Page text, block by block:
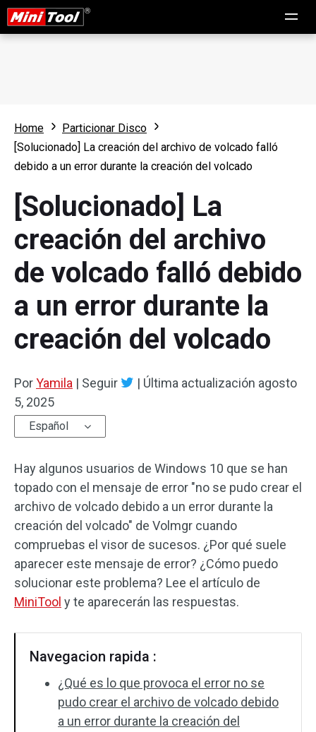
Home
Particionar Disco
[Solucionado] La creación del archivo de volcado falló
debido a un error durante la creación del volcado
[Solucionado] La
creación del archivo
de volcado falló debido
a un error durante la
creación del volcado
PorYamila | Seguir | Última actualización agosto
5, 2025
Español
Hay algunos usuarios de Windows 10 que se han
topado con el mensaje de error "no se pudo crear el
archivo de volcado debido a un error durante la
creación del volcado" de Volmgr cuando
compruebas el visor de sucesos. ¿Por qué suele
aparecer este mensaje de error? ¿Cómo puedo
solucionar este problema? Lee el artículo de
MiniTool y te aparecerán las respuestas.
Navegacion rapida :
¿Qué es lo que provoca el error no se
pudo crear el archivo de volcado debido
a un error durante la creación del